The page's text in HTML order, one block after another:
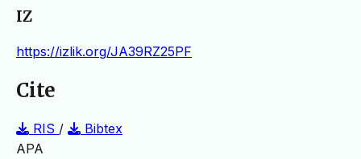
IZ
https://izlik.org/JA39RZ25PF
Cite
RIS /
Bibtex
APA